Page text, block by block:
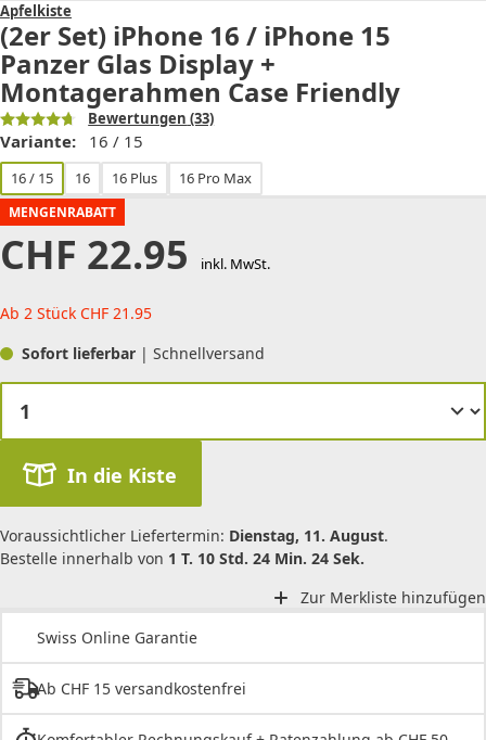
Apfelkiste
(2er Set) iPhone 16 / iPhone 15
Panzer Glas Display +
Montagerahmen Case Friendly
Bewertungen (33)
Variante: 16 / 15
16 / 15 16 16 Plus 16 Pro Max
MENGENRABATT
CHF 22.95 inkl. MwSt.
Ab 2 Stück CHF 21.95
Sofort lieferbar | Schnellversand
In die Kiste
Voraussichtlicher Liefertermin: Dienstag, 11. August.
Bestelle innerhalb von 1 T. 10 Std. 24 Min. 24 Sek.
Zur Merkliste hinzufügen
Swiss Online Garantie
Ab CHF 15 versandkostenfrei